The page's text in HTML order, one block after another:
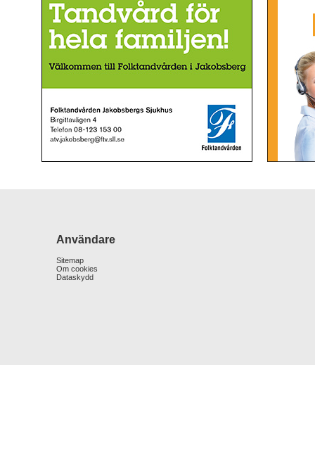
Användare
Sitemap
Om cookies
Dataskydd